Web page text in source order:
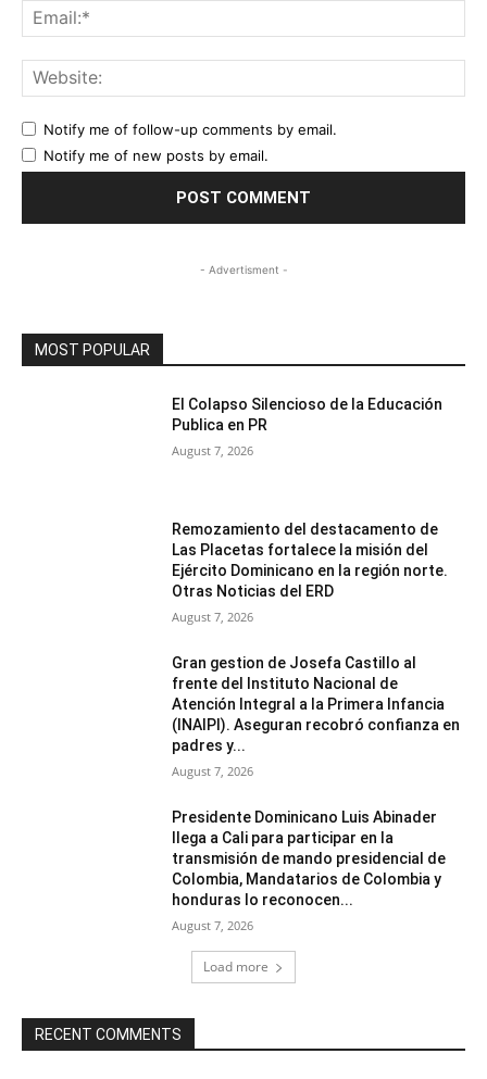
Notify me of follow-up comments by email.
Notify me of new posts by email.
- Advertisment -
MOST POPULAR
El Colapso Silencioso de la Educación
Publica en PR
August 7, 2026
Remozamiento del destacamento de
Las Placetas fortalece la misión del
Ejército Dominicano en la región norte.
Otras Noticias del ERD
August 7, 2026
Gran gestion de Josefa Castillo al
frente del Instituto Nacional de
Atención Integral a la Primera Infancia
(INAIPI). Aseguran recobró confianza en
padres y...
August 7, 2026
Presidente Dominicano Luis Abinader
llega a Cali para participar en la
transmisión de mando presidencial de
Colombia, Mandatarios de Colombia y
honduras lo reconocen...
August 7, 2026
Load more
RECENT COMMENTS